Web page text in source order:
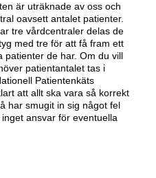
är uträknade av oss och
oavsett antalet patienter.
tre vårdcentraler delas de
med tre för att få fram ett
patienter de har. Om du vill
patientantalet tas i
Patientenkäts
att allt ska vara så korrekt
har smugit in sig något fel
ansvar för eventuella